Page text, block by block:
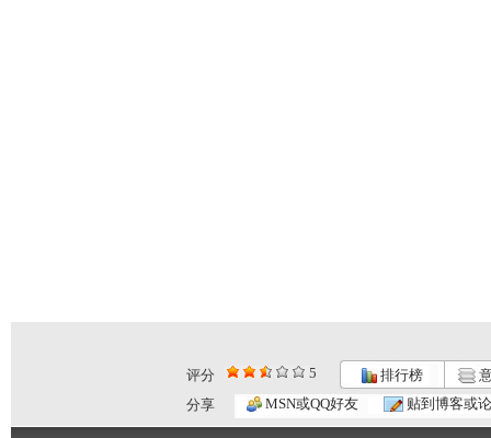
评分 5 排行榜
分享
MSN或QQ好友 贴到博客或
04:59
大风车 2...
17:28
大风车 2...
04:59